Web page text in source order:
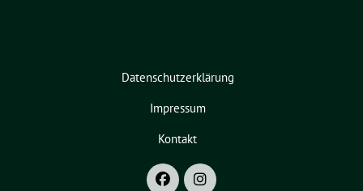
Datenschutzerklärung
Impressum
Kontakt